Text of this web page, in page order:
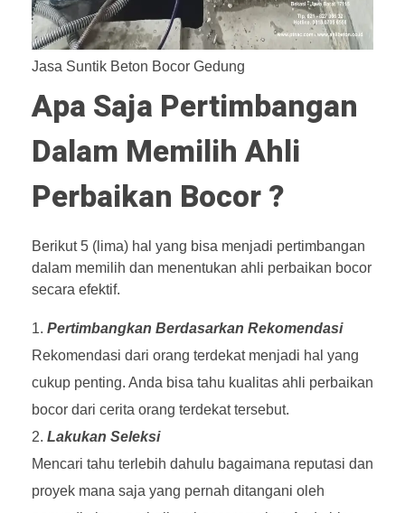
Jasa Suntik Beton Bocor Gedung
Apa Saja Pertimbangan
Dalam Memilih Ahli
Perbaikan Bocor ?
Berikut 5 (lima) hal yang bisa menjadi pertimbangan
dalam memilih dan menentukan ahli perbaikan bocor
secara efektif.
Pertimbangkan Berdasarkan Rekomendasi
Rekomendasi dari orang terdekat menjadi hal yang
cukup penting. Anda bisa tahu kualitas ahli perbaikan
bocor dari cerita orang terdekat tersebut.
Lakukan Seleksi
Mencari tahu terlebih dahulu bagaimana reputasi dan
proyek mana saja yang pernah ditangani oleh